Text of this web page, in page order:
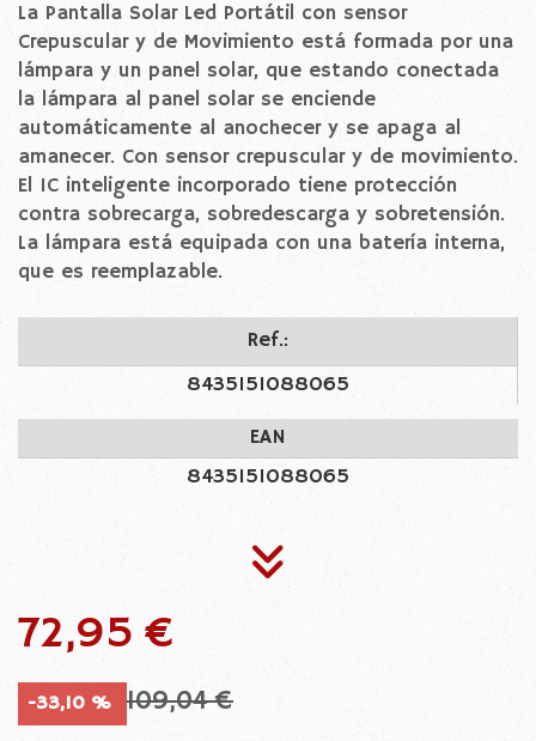
La Pantalla Solar Led Portátil con sensor
Crepuscular y de Movimiento está formada por una
lámpara y un panel solar, que estando conectada
la lámpara al panel solar se enciende
automáticamente al anochecer y se apaga al
amanecer. Con sensor crepuscular y de movimiento.
El IC inteligente incorporado tiene protección
contra sobrecarga, sobredescarga y sobretensión.
La lámpara está equipada con una batería interna,
que es reemplazable.
Ref.:
8435151088065
EAN
8435151088065
72,95 €
-33,10 % 109,04 €